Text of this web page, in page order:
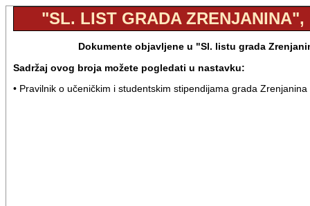
"SL. LIST GRADA ZRENJANINA",
Dokumente objavljene u "Sl. listu grada
Sadržaj ovog broja možete pogledati u nastavku:
• Pravilnik o učeničkim i studentskim stipendijama grada Zrenjanina